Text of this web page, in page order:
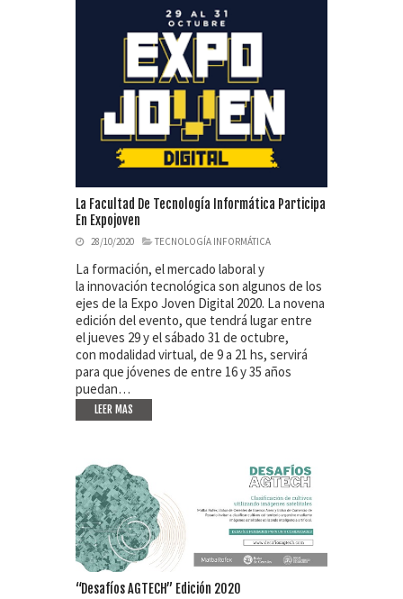
La Facultad De Tecnología Informática Participa
En Expojoven
28/10/2020 TECNOLOGÍA INFORMÁTICA
La formación, el mercado laboral y
la innovación tecnológica son algunos de los
ejes de la Expo Joven Digital 2020. La novena
edición del evento, que tendrá lugar entre
el jueves 29 y el sábado 31 de octubre,
con modalidad virtual, de 9 a 21 hs, servirá
para que jóvenes de entre 16 y 35 años
puedan…
LEER MAS
“Desafíos AGTECH” Edición 2020